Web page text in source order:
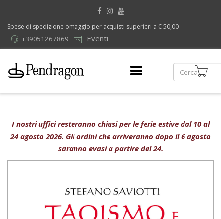
Spese di spedizione omaggio per acquisti superiori a € 50,00
Eventi
+39051267869
I nostri uffici resteranno chiusi per le ferie estive dal 10 al
24 agosto 2026. Gli ordini che arriveranno dopo il 6 agosto
saranno evasi a partire dal 24.